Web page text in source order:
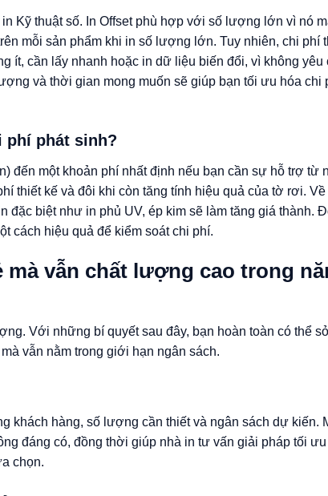
Kỹ thuật số. In Offset phù hợp với số lượng lớn vì nó
mỗi sản phẩm khi in số lượng lớn. Tuy nhiên, chi phí
ít, cần lấy nhanh hoặc in dữ liệu biến đổi, vì không yêu
và thời gian mong muốn sẽ giúp bạn tối ưu hóa chi
phí phát sinh?
đến một khoản phí nhất định nếu bạn cần sự hỗ trợ từ
thiết kế và đôi khi còn tăng tính hiệu quả của tờ rơi. Về
đặc biệt như in phủ UV, ép kim sẽ làm tăng giá thành.
cách hiệu quả để kiểm soát chi phí.
vẫn chất lượng cao trong
Với những bí quyết sau đây, bạn hoàn toàn có thể
vẫn nằm trong giới hạn ngân sách.
khách hàng, số lượng cần thiết và ngân sách dự kiến.
đáng có, đồng thời giúp nhà in tư vấn giải pháp tối ưu
chọn.